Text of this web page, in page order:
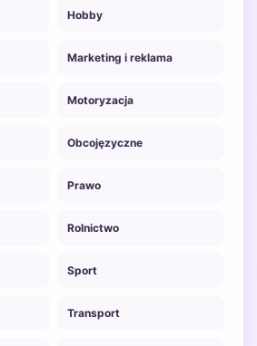
Hobby
Marketing i reklama
Motoryzacja
Obcojęzyczne
Prawo
Rolnictwo
Sport
Transport